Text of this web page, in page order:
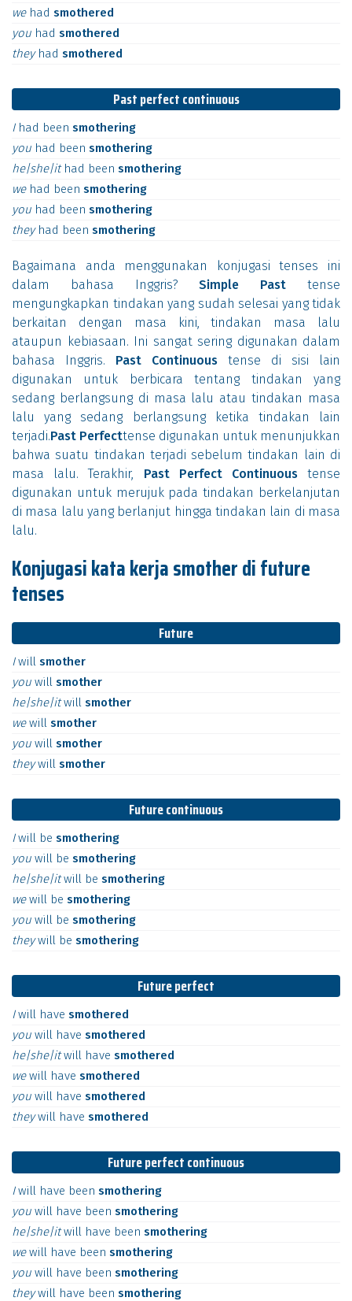
we had smothered
you had smothered
they had smothered
Past perfect continuous
I had been smothering
you had been smothering
he|she|it had been smothering
we had been smothering
you had been smothering
they had been smothering
Bagaimana anda menggunakan konjugasi tenses ini
dalam bahasa Inggris?Simple Past tense
mengungkapkan tindakan yang sudah selesai yang tidak
berkaitan dengan masa kini, tindakan masa lalu
ataupun kebiasaan. Ini sangat sering digunakan dalam
bahasa Inggris. Past Continuous tense di sisi lain
digunakan untuk berbicara tentang tindakan yang
sedang berlangsung di masa lalu atau tindakan masa
lalu yang sedang berlangsung ketika tindakan lain
terjadi.Past Perfecttense digunakan untuk menunjukkan
bahwa suatu tindakan terjadi sebelum tindakan lain di
masa lalu. Terakhir, Past Perfect Continuoustense
digunakan untuk merujuk pada tindakan berkelanjutan
di masa lalu yang berlanjut hingga tindakan lain di masa
lalu.
Konjugasi kata kerja smother di future
tenses
Future
Iwill smother
you will smother
he|she|itwill smother
wewill smother
you will smother
theywill smother
Future continuous
Iwill be smothering
you will be smothering
he|she|itwill be smothering
wewill be smothering
you will be smothering
theywill be smothering
Future perfect
Iwill have smothered
you will have smothered
he|she|itwill have smothered
wewill have smothered
you will have smothered
theywill have smothered
Future perfect continuous
Iwill have been smothering
you will have been smothering
he|she|itwill have been smothering
wewill have been smothering
you will have been smothering
theywill have been smothering